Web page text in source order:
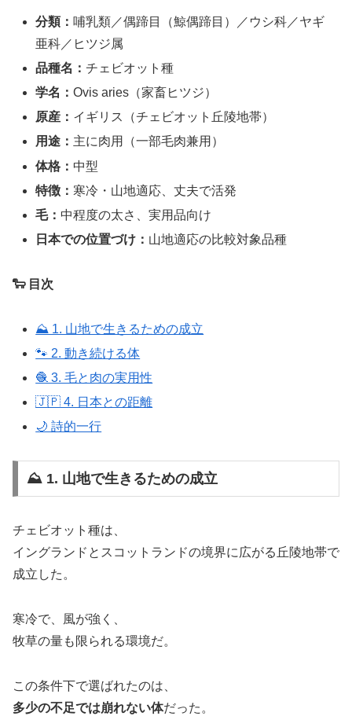
分類： 哺乳類／偶蹄目（鯨偶蹄目）／ウシ科／ヤギ
亜科／ヒツジ属
品種名：チェビオット種
学名：Ovis aries（家畜ヒツジ）
原産： イギリス（チェビオット丘陵地帯）
用途： 主に肉用（一部毛肉兼用）
体格： 中型
特徴： 寒冷・山地適応、丈夫で活発
毛： 中程度の太さ、実用品向け
日本での位置づけ： 山地適応の比較対象品種
🐑 目次
⛰️ 1. 山地で生きるための成立
🐾 2. 動き続ける体
🧶 3. 毛と肉の実用性
🇯🇵 4. 日本との距離
🌙 詩的一行
⛰️ 1. 山地で生きるための成立
チェビオット種は、
イングランドとスコットランドの境界に広がる丘陵地帯で
成立した。
寒冷で、風が強く、
牧草の量も限られる環境だ。
この条件下で選ばれたのは、
多少の不足では崩れない体だった。